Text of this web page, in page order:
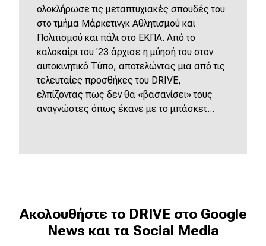
ολοκλήρωσε τις μεταπτυχιακές σπουδές του
στο τμήμα Μάρκετινγκ Αθλητισμού και
Πολιτισμού και πάλι στο ΕΚΠΑ. Από το
καλοκαίρι του '23 άρχισε η μύησή του στον
αυτοκινητικό Τύπο, αποτελώντας μια από τις
τελευταίες προσθήκες του DRIVE,
ελπίζοντας πως δεν θα «βασανίσει» τους
αναγνώστες όπως έκανε με το μπάσκετ...
Ακολουθήστε το DRIVE στο Google
News και τα Social Media